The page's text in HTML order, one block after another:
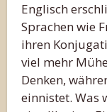
Englisch
Sprachen wie
ihren
viel mehr
Denken,
einnistet. Was